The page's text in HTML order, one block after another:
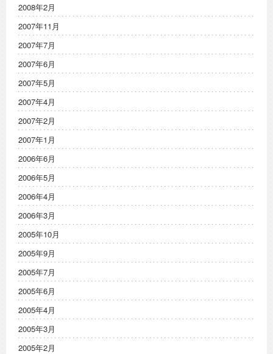
2008年2月
2007年11月
2007年7月
2007年6月
2007年5月
2007年4月
2007年2月
2007年1月
2006年6月
2006年5月
2006年4月
2006年3月
2005年10月
2005年9月
2005年7月
2005年6月
2005年4月
2005年3月
2005年2月